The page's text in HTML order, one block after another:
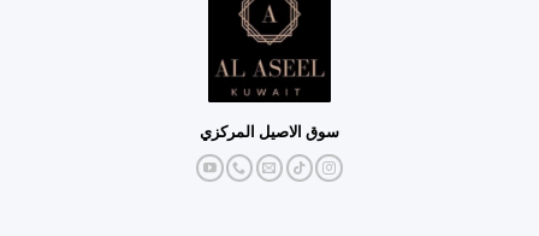
سوق الاصيل المركزي